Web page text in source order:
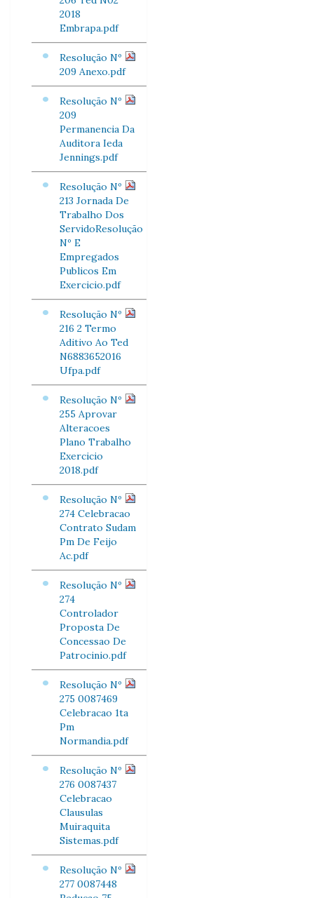
2018
Embrapa.pdf
Resolução Nº
209 Anexo.pdf
Resolução Nº
209
Permanencia Da
Auditora Ieda
Jennings.pdf
Resolução Nº
213 Jornada De
Trabalho Dos
ServidoResolução
Nº E
Empregados
Publicos Em
Exercicio.pdf
Resolução Nº
216 2 Termo
Aditivo Ao Ted
N6883652016
Ufpa.pdf
Resolução Nº
255 Aprovar
Alteracoes
Plano Trabalho
Exercicio
2018.pdf
Resolução Nº
274 Celebracao
Contrato Sudam
Pm De Feijo
Ac.pdf
Resolução Nº
274
Controlador
Proposta De
Concessao De
Patrocinio.pdf
Resolução Nº
275 0087469
Celebracao 1ta
Pm
Normandia.pdf
Resolução Nº
276 0087437
Celebracao
Clausulas
Muiraquita
Sistemas.pdf
Resolução Nº
277 0087448